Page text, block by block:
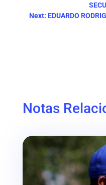
Next: EDUARDO
Notas